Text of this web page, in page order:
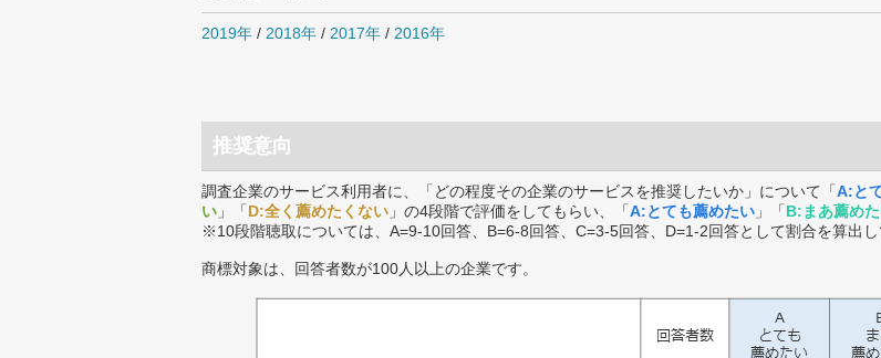
2019年 / 2018年 / 2017年 / 2016年
推奨意向
調査企業のサービス利用者に、「どの程度その企業のサービスを推奨したいか」について「A:と
い 」「D:全く薦めたくない 」の4段階で評価をしてもらい、「A:とても薦めたい 」「B:まあ薦め
※10段階聴取については、A=9-10回答、B=6-8回答、C=3-5回答、D=1-2回答として割合を算出し
商標対象は、回答者数が100人以上の企業です。